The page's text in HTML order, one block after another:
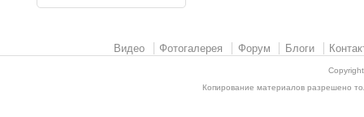
Видео Фотогалерея Форум Блоги
Копирование материалов разрешено